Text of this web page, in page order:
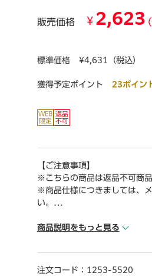
販売価格 ¥ 2,623
標準価格 ¥4,631（税込）
獲得予定ポイント 23ポイン
【ご注意事項】
※こちらの商品は返品不可商品
※商品仕様につきましては、
い。
お届けできない場合がございま
ご連絡ください。（お問い合
時から18時30分（祝日を除く
商品説明をもっと見る
注文コード： 1253-5520